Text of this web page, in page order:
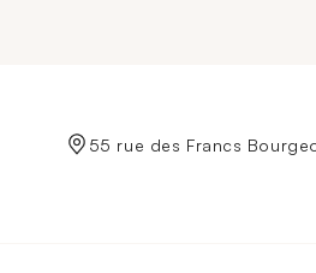
55 rue des Francs